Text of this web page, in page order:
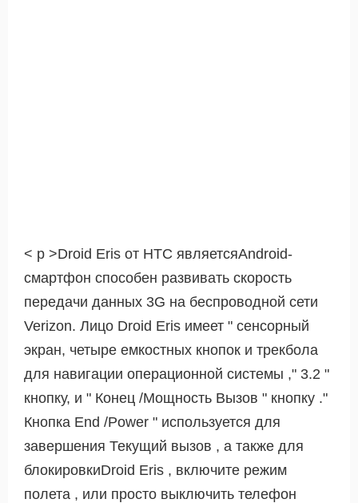
< р >Droid Eris от HTC являетсяAndroid-
смартфон способен развивать скорость
передачи данных 3G на беспроводной сети
Verizon. Лицо Droid Eris имеет " сенсорный
экран, четыре емкостных кнопок и трекбола
для навигации операционной системы ," 3.2 "
кнопку, и " Конец /Мощность Вызов " кнопку ."
Кнопка End /Power " используется для
завершения Текущий вызов , а также для
блокировкиDroid Eris , включите режим
полета , или просто выключить телефон